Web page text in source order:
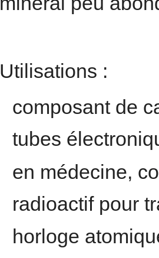
Utilisations :
composant de
tubes
en médecine,
radioactif pour
horloge